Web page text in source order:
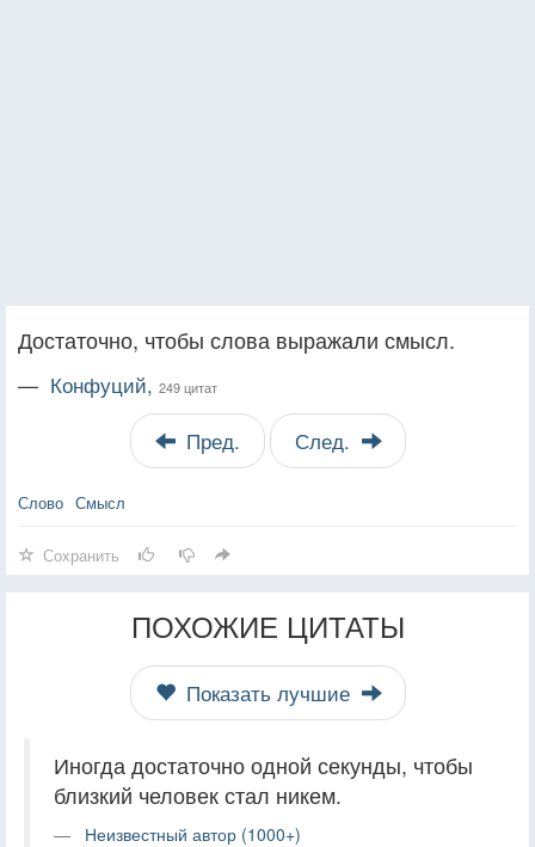
Достаточно, чтобы слова выражали смысл.
— Конфуций, 249 цитат
Пред. След.
Слово Смысл
Сохранить
ПОХОЖИЕ ЦИТАТЫ
Показать лучшие
Иногда достаточно одной секунды, чтобы
близкий человек стал никем.
Неизвестный автор (1000+)